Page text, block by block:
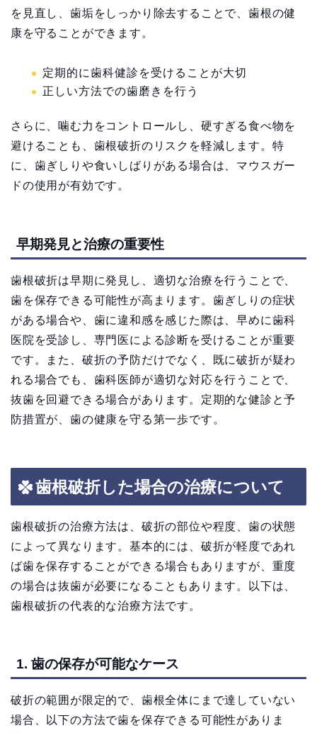
を見直し、歯垢をしっかり除去することで、歯根の健
康を守ることができます。
定期的に歯科健診を受けることが大切
正しい方法での歯磨きを行う
さらに、噛む力をコントロールし、硬すぎる食べ物を
避けることも、歯根破折のリスクを軽減します。特
に、歯ぎしりや食いしばりがある場合は、マウスガー
ドの使用が有効です。
早期発見と治療の重要性
歯根破折は早期に発見し、適切な治療を行うことで、
歯を保存できる可能性が高まります。歯ぎしりの症状
がある場合や、歯に違和感を感じた際は、早めに歯科
医院を受診し、専門医による診断を受けることが重要
です。また、破折の予防だけでなく、既に破折が疑わ
れる場合でも、歯科医師が適切な対応を行うことで、
抜歯を回避できる場合があります。定期的な健診と予
防措置が、歯の健康を守る第一歩です。
歯根破折した場合の治療について
歯根破折の治療方法は、破折の部位や程度、歯の状態
によって異なります。基本的には、破折が軽度であれ
ば歯を保存することができる場合もありますが、重度
の場合は抜歯が必要になることもあります。以下は、
歯根破折の代表的な治療方法です。
1. 歯の保存が可能なケース
破折の範囲が限定的で、歯根全体にまで達していない
場合、以下の方法で歯を保存できる可能性がありま